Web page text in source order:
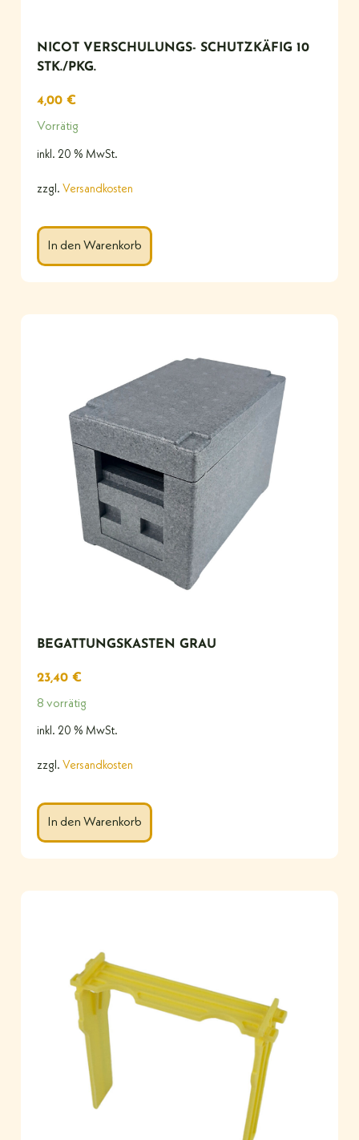
NICOT VERSCHULUNGS- SCHUTZKÄFIG 10
STK./PKG.
4,00 €
Vorrätig
inkl. 20 % MwSt.
zzgl. Versandkosten
In den Warenkorb
BEGATTUNGSKASTEN GRAU
23,40 €
8 vorrätig
inkl. 20 % MwSt.
zzgl. Versandkosten
In den Warenkorb